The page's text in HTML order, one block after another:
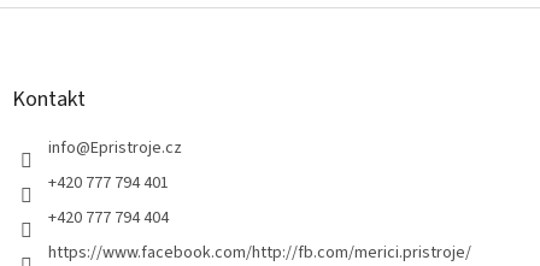
Z
Kontakt
info@Epristroje.cz
+420 777 794 401
+420 777 794 404
https://www.facebook.com/http://fb.com/merici.pristroje/